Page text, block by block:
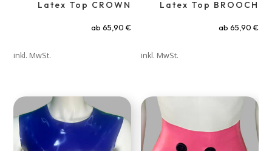
Latex Top CROWN
ab 65,90 €
inkl. MwSt.
Latex Top BROOCH
ab 65,90 €
inkl. MwSt.